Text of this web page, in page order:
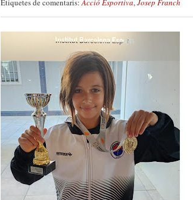
Etiquetes de comentaris:Acció Esportiva,Josep Franch